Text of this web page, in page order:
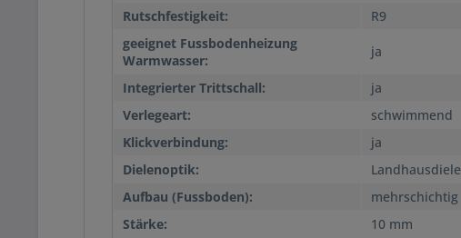
Rutschfestigkeit:
R9
geeignet Fussbodenheizung
Warmwasser:
ja
Integrierter Trittschall:
ja
Verlegeart:
schwimmend
Klickverbindung:
ja
Dielenoptik:
Landhausdiele
Aufbau (Fussboden):
mehrschichtig
Stärke:
10 mm